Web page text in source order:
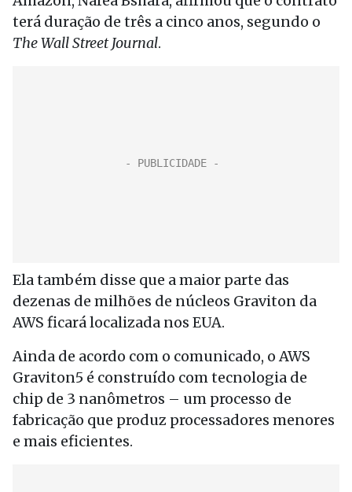
terá duração de três a cinco anos, segundo o
The Wall Street Journal.
Ela também disse que a maior parte das
dezenas de milhões de núcleos Graviton da
AWS ficará localizada nos EUA.
Ainda de acordo com o comunicado, o AWS
Graviton5 é construído com tecnologia de
chip de 3 nanômetros – um processo de
fabricação que produz processadores menores
e mais eficientes.